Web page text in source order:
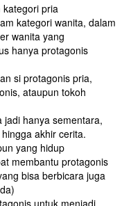
pria
kategori wanita, dalam
wanita yang
hanya protagonis
si protagonis pria,
ataupun tokoh
jadi hanya sementara,
akhir cerita.
yang hidup
membantu protagonis
bisa berbicara juga
untuk menjadi